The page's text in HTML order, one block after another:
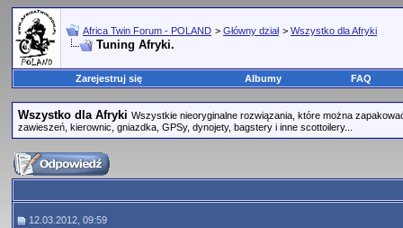
Africa Twin Forum - POLAND > Główny dział > Wszystko dla Afryki
Tuning Afryki.
Zarejestruj się Albumy FAQ
Wszystko dla Afryki Wszystkie nieoryginalne rozwiązania, które można
zawieszeń, kierownic, gniazdka, GPSy, dynojety, bagstery i inne scottoilery...
12.03.2012, 09:59